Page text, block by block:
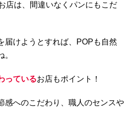
店は、間違いなくパンにもこだ
届けようとすれば、POPも自然
っているお店もポイント！
感へのこだわり、職人のセンスや